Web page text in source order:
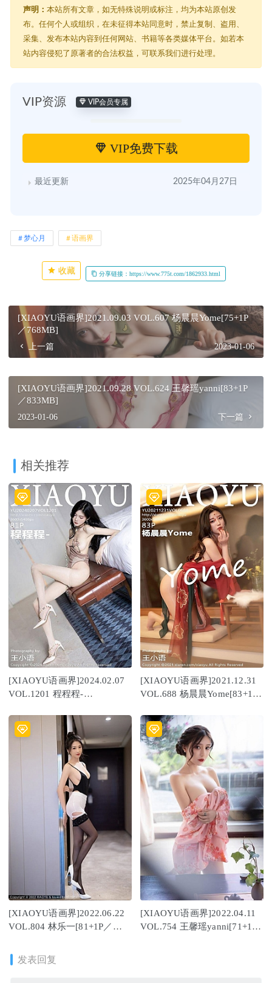
声明： 本站所有文章，如无特殊说明或标注，均为本站原创发
布。任何个人或组织，在未征得本站同意时，禁止复制、盗用、
采集、发布本站内容到任何网站、书籍等各类媒体平台。如若本
站内容侵犯了原著者的合法权益，可联系我们进行处理。
VIP资源 VIP会员专属
VIP免费下载
最近更新 2025年04月27日
梦心月 语画界
收藏 分享链接：https://www.775t.com/1862933.html
[XIAOYU语画界]2021.09.03 VOL.607 杨晨晨Yome[75+1P
／768MB]
上一篇 2023-01-06
[XIAOYU语画界]2021.09.28 VOL.624 王馨瑶yanni[83+1P
／833MB]
2023-01-06 下一篇
相关推荐
[XIAOYU语画界]2024.02.07
VOL.1201 程程程-
[XIAOYU语画界]2021.12.31
VOL.688 杨晨晨Yome[83+1P
[XIAOYU语画界]2022.06.22
VOL.804 林乐一[81+1P／
[XIAOYU语画界]2022.04.11
VOL.754 王馨瑶yanni[71+1P
发表回复